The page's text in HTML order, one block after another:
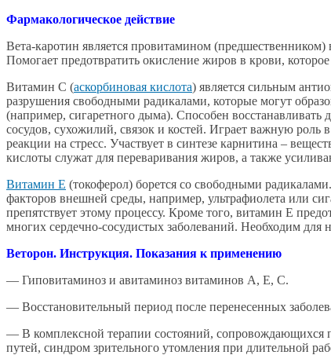
Фармакологическое действие
Вета-каротин является провитамином
Помогает предотвратить окисление жиров в крови,
Витамин С (аскорбиновая кислота) является сильным
разрушения свободными радикалами, которые могут
(например, сигаретного дыма). Способен восстанавливать
сосудов, сухожилий, связок и костей. Играет важную роль
реакции на стресс. Участвует в синтезе карнитина –
кислоты служат для переваривания жиров, а также
Витамин Е (токоферол) борется со свободными
факторов внешней среды, например, ультрафиолета или
препятствует этому процессу. Кроме того, витамин Е
многих сердечно-сосудистых заболеваний. Необходим
Веторон. Инструкция. Показания к применению
— Гиповитаминоз и авитаминоз витаминов А, Е, С.
— Восстановительный период после перенесенных
— В комплексной терапии состояний, сопровождающихся
путей, синдром зрительного утомления при длительной